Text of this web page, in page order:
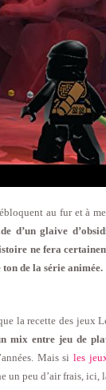
au fur et à
d’un glaive
ne fera
de la série animée.
la recette des jeux
mix entre jeu de
Mais si les
un peu d’air frais, ici,